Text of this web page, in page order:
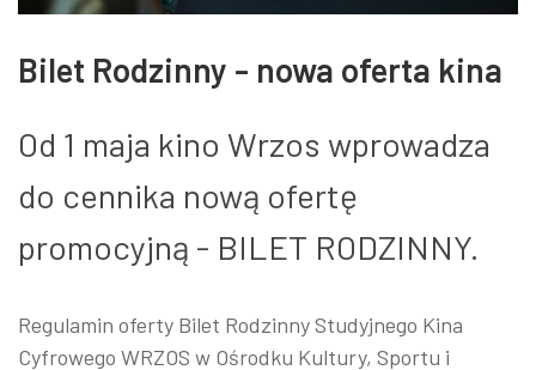
Bilet Rodzinny - nowa oferta kina
Od 1 maja kino Wrzos wprowadza
do cennika nową ofertę
promocyjną - BILET RODZINNY.
Regulamin oferty Bilet Rodzinny Studyjnego Kina
Cyfrowego WRZOS w Ośrodku Kultury, Sportu i